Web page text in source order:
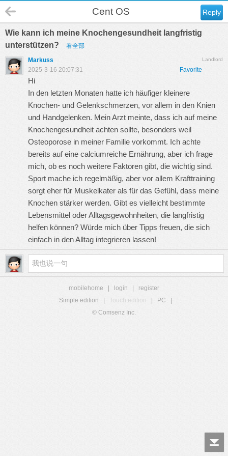
Reply
Cent OS
Wie kann ich meine Knochengesundheit langfristig
unterstützen?
看全部
Landlord
Markuss
Favorite
2025-3-16 20:07:31
Hi
In den letzten Monaten hatte ich häufiger kleinere
Knochen- und Gelenkschmerzen, vor allem in den Knien
und Handgelenken. Mein Arzt meinte, dass ich auf meine
Knochengesundheit achten sollte, besonders weil
Osteoporose in meiner Familie vorkommt. Ich achte
bereits auf eine calciumreiche Ernährung, aber ich frage
mich, ob es noch weitere Faktoren gibt, die wichtig sind.
Sport mache ich regelmäßig, aber vor allem Krafttraining
sorgt eher für Muskelkater als für das Gefühl, dass meine
Knochen stärker werden. Gibt es vielleicht bestimmte
Lebensmittel oder Alltagsgewohnheiten, die langfristig
helfen können? Würde mich über Tipps freuen, die sich
einfach in den Alltag integrieren lassen!
mobilehome login
register
Simple edition
Touch edition PC
© Comsenz Inc.